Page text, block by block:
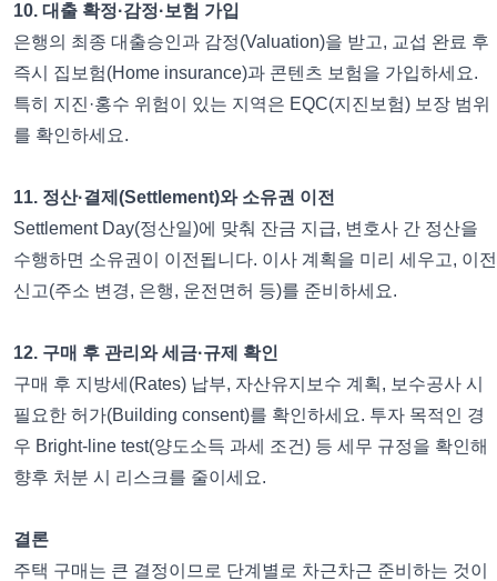
10. 대출 확정·감정·보험 가입
은행의 최종 대출승인과 감정(Valuation)을 받고, 교섭 완료 후
즉시 집보험(Home insurance)과 콘텐츠 보험을 가입하세요.
특히 지진·홍수 위험이 있는 지역은 EQC(지진보험) 보장 범위
를 확인하세요.
11. 정산·결제(Settlement)와 소유권 이전
Settlement Day(정산일)에 맞춰 잔금 지급, 변호사 간 정산을
수행하면 소유권이 이전됩니다. 이사 계획을 미리 세우고, 이전
신고(주소 변경, 은행, 운전면허 등)를 준비하세요.
12. 구매 후 관리와 세금·규제 확인
구매 후 지방세(Rates) 납부, 자산유지보수 계획, 보수공사 시
필요한 허가(Building consent)를 확인하세요. 투자 목적인 경
우 Bright-line test(양도소득 과세 조건) 등 세무 규정을 확인해
향후 처분 시 리스크를 줄이세요.
결론
주택 구매는 큰 결정이므로 단계별로 차근차근 준비하는 것이